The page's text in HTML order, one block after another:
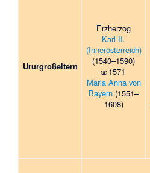
Ururgroßeltern
Erzherzog
Karl II.
(Innerösterreich)
(1540–1590)
⚭ 1571
Maria Anna von
Bayern (1551–
1608)